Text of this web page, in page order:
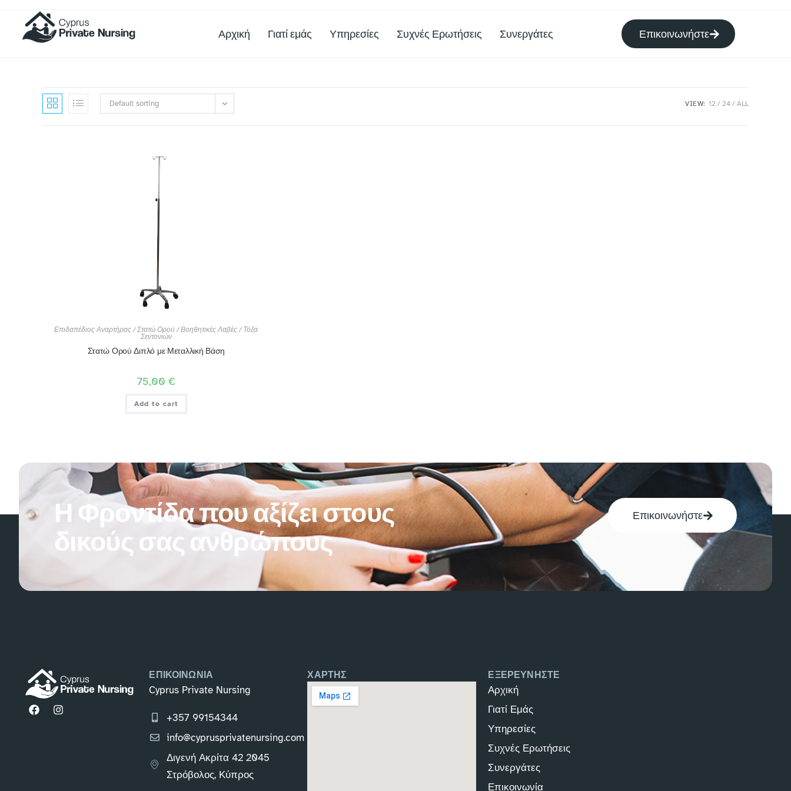
Αρχική Γιατί εμάς Υπηρεσίες Συχνές Ερωτήσεις Συνεργάτες Επικοινωνήστε
Default sorting VIEW: 12 24 ALL
Επιδαπέδιος Αναρτήρας / Στατώ Ορού / Βοηθητικές Λαβές / Τόξα
Σεντονιών
Στατώ Ορού Διπλό με Μεταλλική Βάση
75,00 €
Add to cart
Η Φροντίδα που αξίζει στους
δικούς σας ανθρώπους
Επικοινωνήστε
ΕΠΙΚΟΙΝΩΝΙΑ
Cyprus Private Nursing
+357 99154344
info@cyprusprivatenursing.com
Διγενή Ακρίτα 42 2045
Στρόβολος, Κύπρος
ΧΑΡΤΗΣ ΕΞΕΡΕΥΝΗΣΤΕ
Αρχική
Γιατί Εμάς
Υπηρεσίες
Συχνές Ερωτήσεις
Συνεργάτες
Επικοινωνία